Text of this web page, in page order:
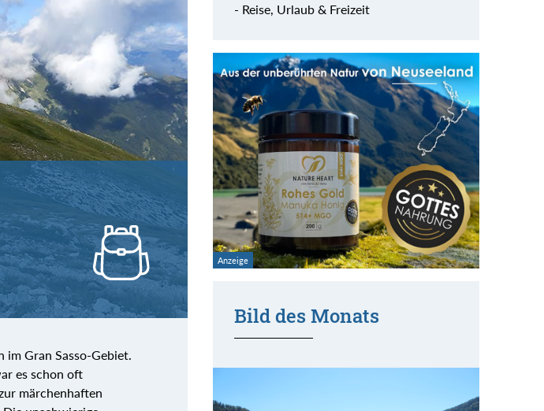
im Gran Sasso-Gebiet.
es schon oft
märchenhaften
- Reise, Urlaub & Freizeit
Bild des Monats